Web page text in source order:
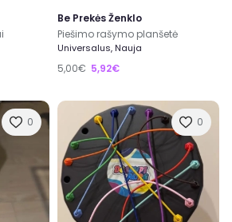
Be Prekės Ženklo
Piešimo rašymo planšetė
Universalus, Nauja
5,00€ 5,92€
0 0